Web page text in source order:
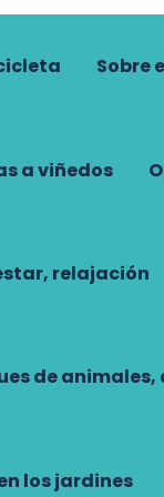
Sobre
a viñedos
relajación
de
los jardines
-,